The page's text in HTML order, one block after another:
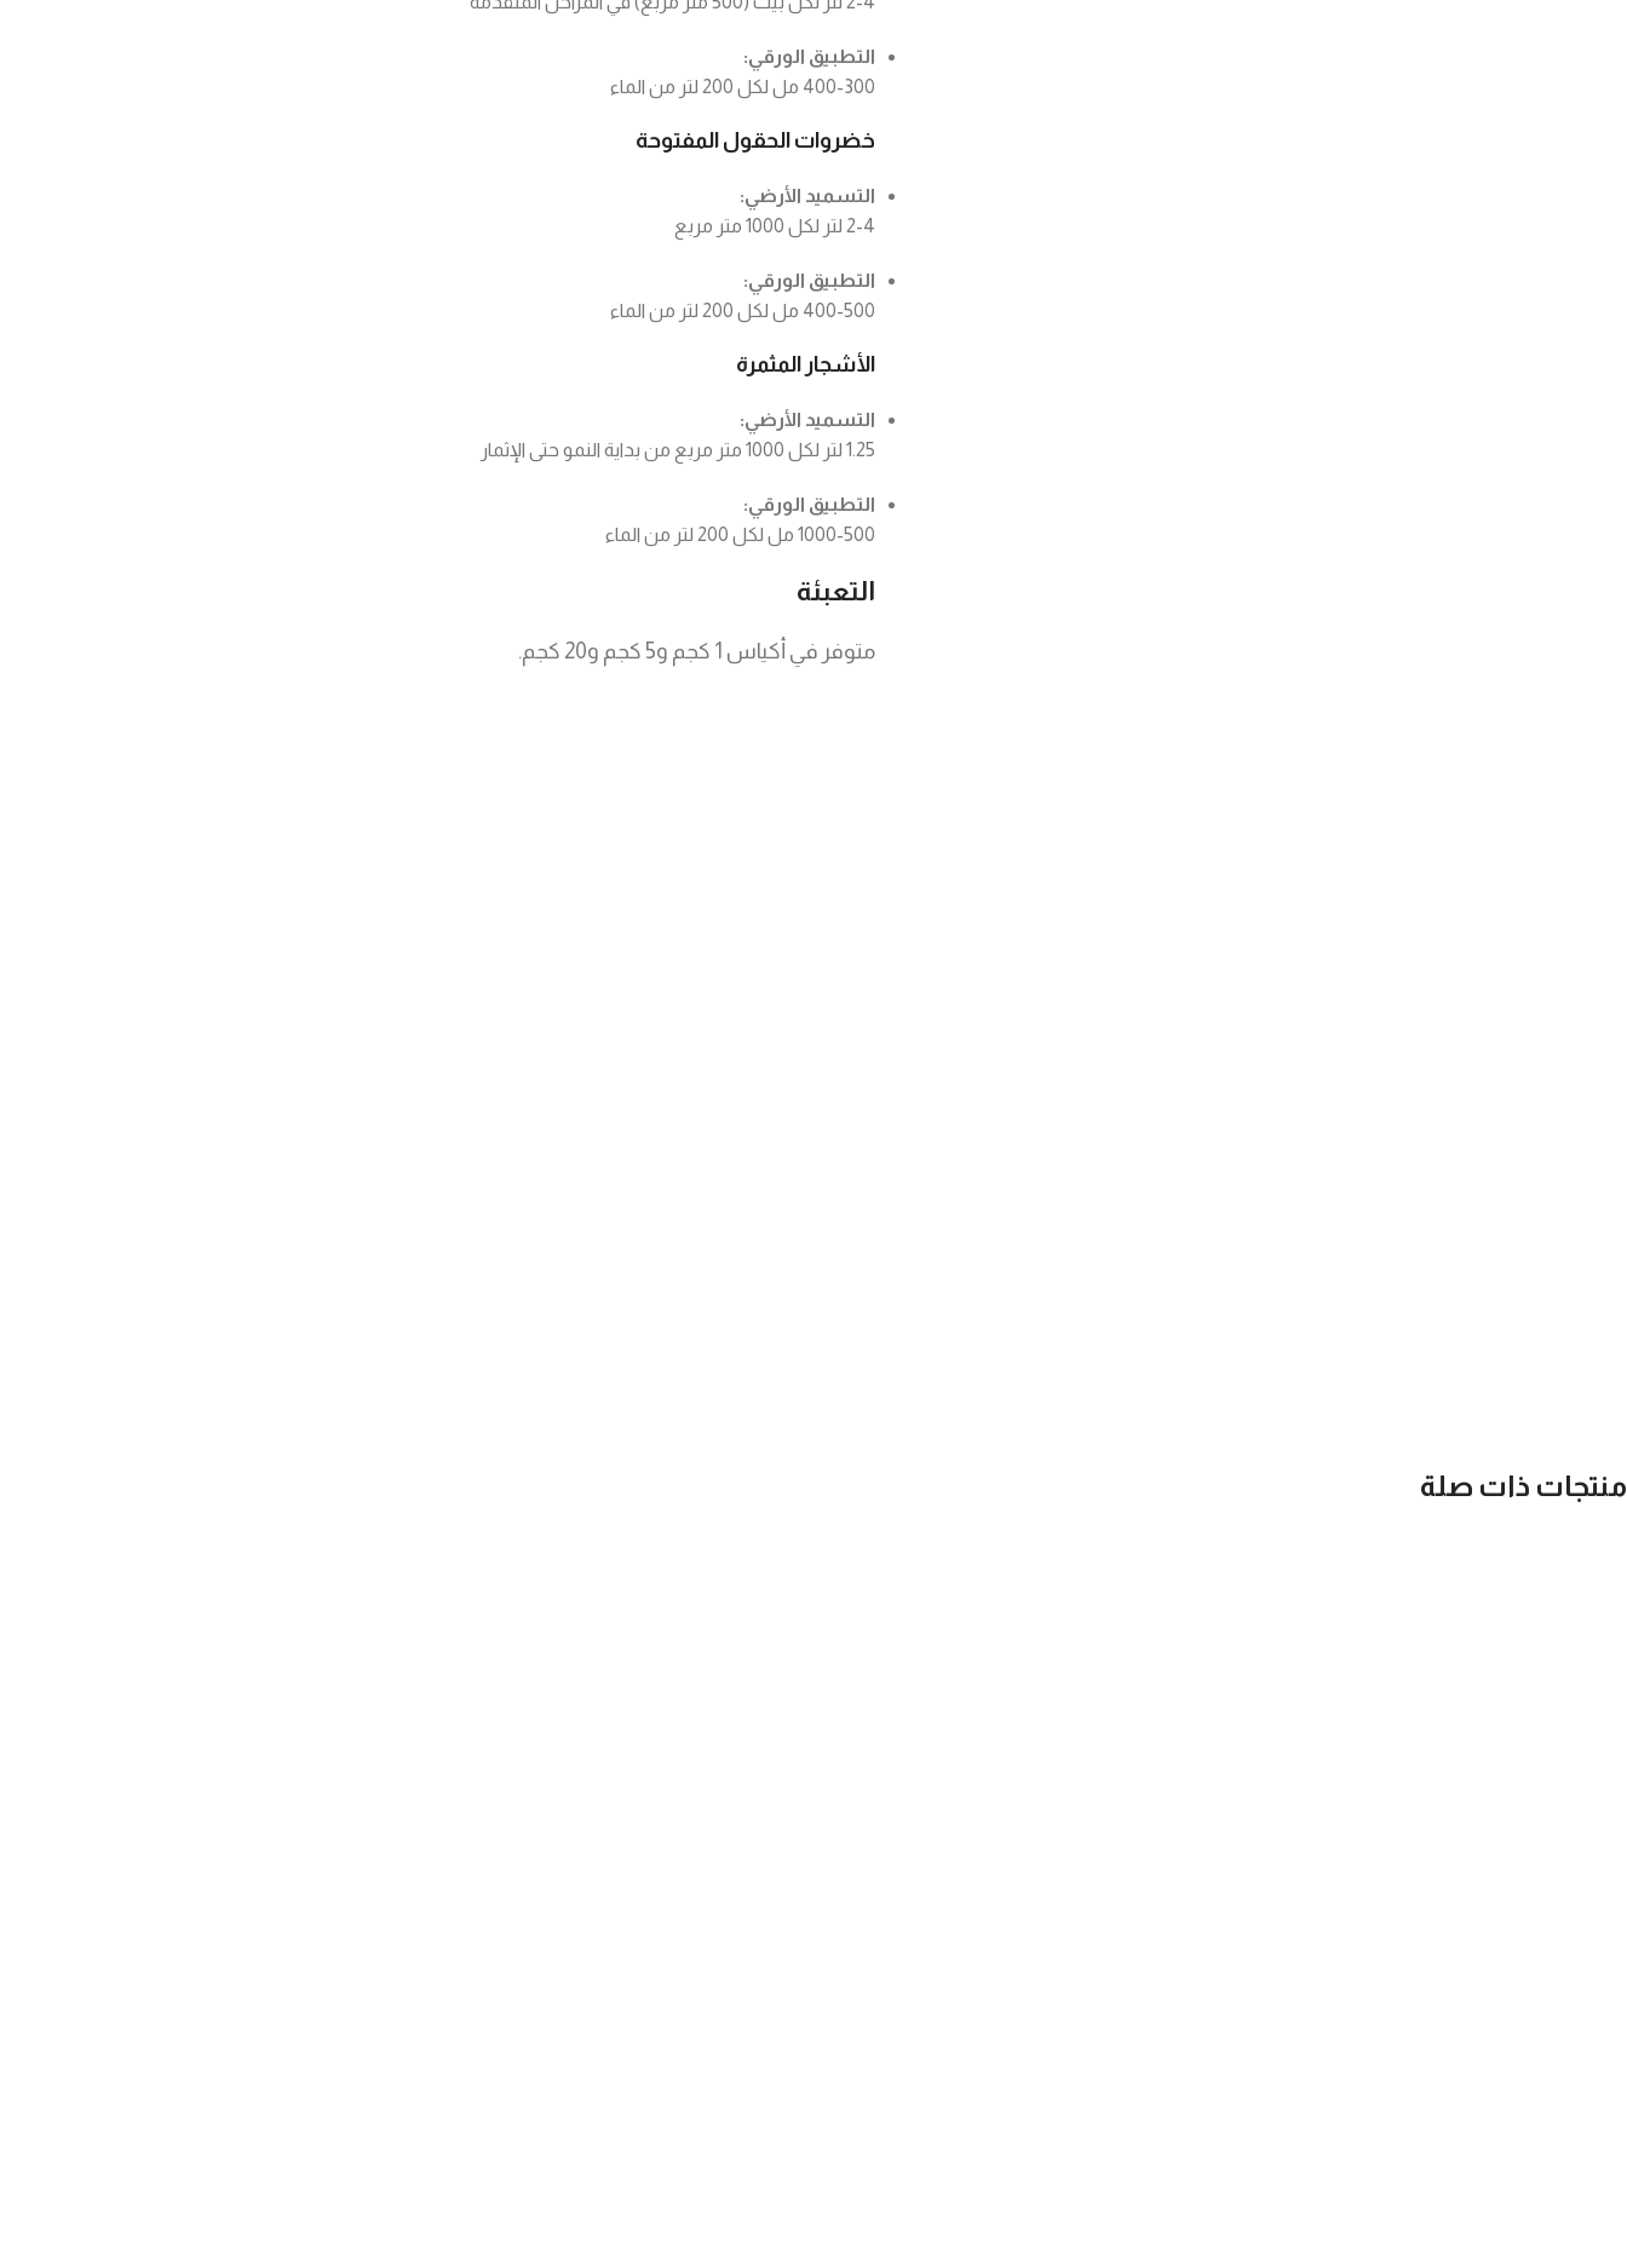
التطبيق الورقي:
400-300 مل لكل 200 لتر من الماء
خضروات الحقول المفتوحة
التسميد الأرضي:
2-4 لتر لكل 1000 متر مربع
التطبيق الورقي:
400-500 مل لكل 200 لتر من الماء
الأشجار المثمرة
التسميد الأرضي:
1.25 لتر لكل 1000 متر مربع من بداية النمو حتى الإثمار
التطبيق الورقي:
1000-500 مل لكل 200 لتر من الماء
التعبئة
متوفر في أكياس 1 كجم و5 كجم و20 كجم.
منتجات ذات صلة